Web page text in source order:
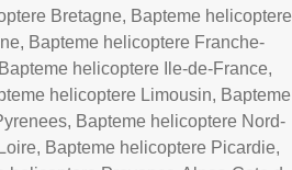
Bretagne, Bapteme helicoptere
, Bapteme helicoptere Franche-
helicoptere Ile-de-France,
helicoptere Limousin, Bapteme
, Bapteme helicoptere Nord-
, Bapteme helicoptere Picardie,